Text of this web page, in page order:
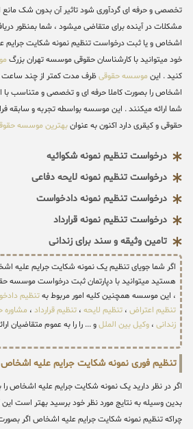
تخصصی و حرفه ای گردآوری شود تاثیر آن بدون شک مانع
مشکلات در آینده برای متقاضی میشود ، شما بمنظور
اشخاص و یا ثبت درخواست تنظیم نمونه شکایت جرایم
خود میتوانید با کارشناسان حقوقی موسسه تهران بزرگ
کنید . این موسسه حقوقیظرف مدت کمتر از چند ساعت
اشخاص را بصورت کاملا حرفه ای و تخصصی و متناسب با
شما ارائه میکنند . این موسسه بواسطه تجربه و سابقه
حقوقی و کیقری دارد اکنون به عنوانبهترین موسسه
درخواست تنظیم نمونه شکوائیه
درخواست تنظیم نمونه لایحه دفاعی
درخواست تنظیم نمونه دادخواست
درخواست تنظیم نمونه قرارداد
تامین وثیقه و سند برای زندانی
اگر شما جویای تنظیم یک نمونه شکایت جرایم علیه
هستید میتوانید با دپارتمان ثبت درخواست موسسه
، این موسسه همچنین کلیه امور مربوط بهتنظیم
تنظیم اعتراض ، تنظیم لایحه ، تنظیم قرارداد ، مشاوره
زندانی ، وکیل بین المللو ... را را به عموم متقاضیان
تنظیم فوری نمونه شکایت جرایم علیه اشخاص
اگر در نظر دارید یک نمونه شکایت جرایم علیه اشخاص
بدین وسیله به نتایج مورد نظر خود برسید بهتر است این
چراکه تنظیم نمونه شکایت جرایم علیه اشخاص اگر